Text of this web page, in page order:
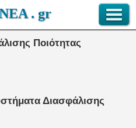
. gr
Ποιότητας
Διασφάλισης